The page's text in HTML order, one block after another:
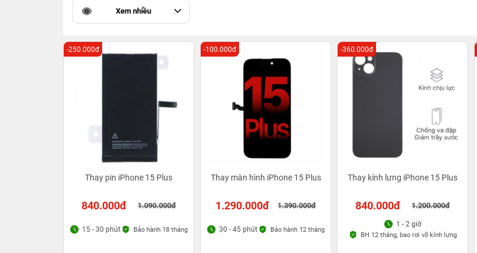
Xem nhiều
Thay pin iPhone 15 Plus
840.000đ 1.090.000đ
-250.000đ
15 - 30 phút Bảo hành 18 tháng
Thay màn hình iPhone 15 Plus
1.290.000đ 1.390.000đ
-100.000đ
30 - 45 phút Bảo hành 12 tháng
Thay kính lưng iPhone 15 Plus
840.000đ 1.200.000đ
-360.000đ
1 - 2 giờ
BH 12 tháng, bao rơi vỡ kính lưng